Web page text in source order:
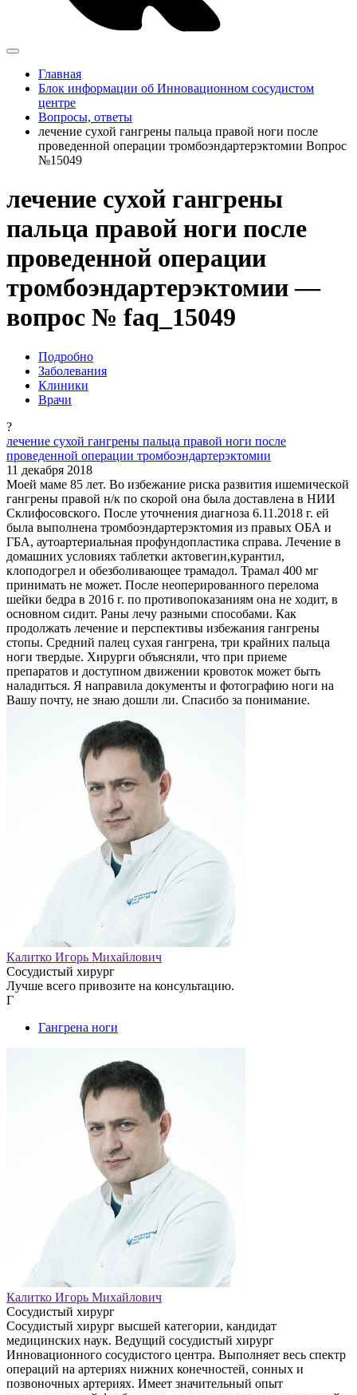
Главная
Блок информации об Инновационном сосудистом
центре
Вопросы, ответы
лечение сухой гангрены пальца правой ноги после
проведенной операции тромбоэндартерэктомии Вопрос
№15049
лечение сухой гангрены
пальца правой ноги после
проведенной операции
тромбоэндартерэктомии —
вопрос № faq_15049
Подробно
Заболевания
Клиники
Врачи
?
лечение сухой гангрены пальца правой ноги после
проведенной операции тромбоэндартерэктомии
11 декабря 2018
Моей маме 85 лет. Во избежание риска развития ишемической
гангрены правой н/к по скорой она была доставлена в НИИ
Склифосовского. После уточнения диагноза 6.11.2018 г. ей
была выполнена тромбоэндартерэктомия из правых ОБА и
ГБА, аутоартериальная профундопластика справа. Лечение в
домашних условиях таблетки актовегин,курантил,
клоподогрел и обезболивающее трамадол. Трамал 400 мг
принимать не может. После неоперированного перелома
шейки бедра в 2016 г. по противопоказаниям она не ходит, в
основном сидит. Раны лечу разными способами. Как
продолжать лечение и перспективы избежания гангрены
стопы. Средний палец сухая гангрена, три крайних пальца
ноги твердые. Хирурги объясняли, что при приеме
препаратов и доступном движении кровоток может быть
наладиться. Я направила документы и фотографию ноги на
Вашу почту, не знаю дошли ли. Спасибо за понимание.
Калитко Игорь Михайлович
Сосудистый хирург
Лучше всего привозите на консультацию.
Г
Гангрена ноги
Калитко Игорь Михайлович
Сосудистый хирург
Сосудистый хирург высшей категории, кандидат
медицинских наук. Ведущий сосудистый хирург
Инновационного сосудистого центра. Выполняет весь спектр
операций на артериях нижних конечностей, сонных и
позвоночных артериях. Имеет значительный опыт